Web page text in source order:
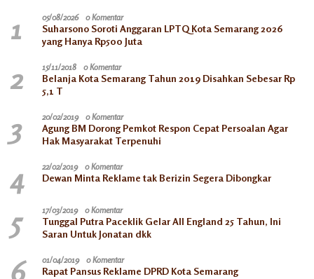
1 05/08/2026 0 Komentar
Suharsono Soroti Anggaran LPTQ Kota Semarang 2026
yang Hanya Rp500 Juta
2 15/11/2018 0 Komentar
Belanja Kota Semarang Tahun 2019 Disahkan Sebesar Rp
5,1 T
3 20/02/2019 0 Komentar
Agung BM Dorong Pemkot Respon Cepat Persoalan Agar
Hak Masyarakat Terpenuhi
4 22/02/2019 0 Komentar
Dewan Minta Reklame tak Berizin Segera Dibongkar
5 17/03/2019 0 Komentar
Tunggal Putra Paceklik Gelar All England 25 Tahun, Ini
Saran Untuk Jonatan dkk
6 01/04/2019 0 Komentar
Rapat Pansus Reklame DPRD Kota Semarang